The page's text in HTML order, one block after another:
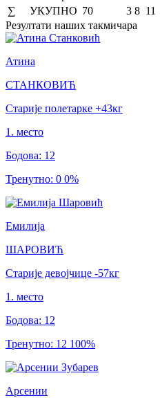
∑
УКУПНО 70 3 8 11
Резултати наших такмичара
Атина
СТАНКОВИЋ
Старије полетарке +43кг
1 . место
Бодова: 12
Тренутно: 0 0%
Емилија
ШАРОВИЋ
Старије девојчице -57кг
1 . место
Бодова: 12
Тренутно: 12 100%
Арсении